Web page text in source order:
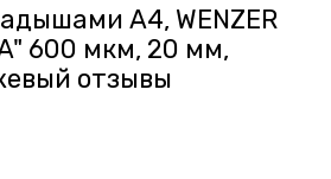
А4, WENZER
600 мкм, 20 мм,
отзывы